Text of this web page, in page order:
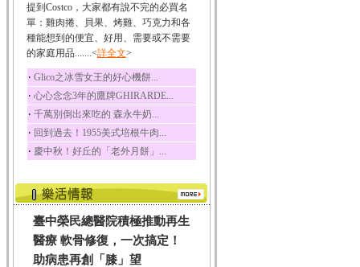
荔枝
荔枝性質溫和所含的營
養素有醣類、檸檬酸...
五味子
五味子性質溫熱所含營
養成分有揮發油、檸...
草魚
草魚含有維生素A、維生
素C、及豐富的蛋白...
提到Costco，大家都有說不完的必買名
單：雞肉捲、貝果、烤雞、巧克力和各
種能想到的便宜、好用、需要或不需要
的家庭用品.......<詳全文>
‧ Glico之冰雪女王的好心機餅...
‧ 心心念念3年的鷹牌GHIRARDE...
‧ 千萬別倒出來吃的 森永牛奶...
‧ 回到過去！1955美式培根牛肉...
‧ 慶中秋！好丘的「老外月餅」...
臺中榮民總醫院積極推動再生
醫療 軟骨修復，一次搞定！
助病患再創「膝」望